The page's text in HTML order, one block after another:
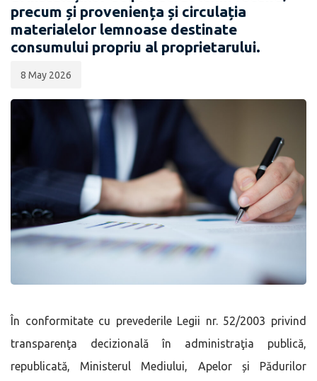
precum și proveniența și circulația
materialelor lemnoase destinate
consumului propriu al proprietarului.
8 May 2026
În conformitate cu prevederile Legii nr. 52/2003 privind
transparenţa decizională în administraţia publică,
republicată, Ministerul Mediului, Apelor și Pădurilor